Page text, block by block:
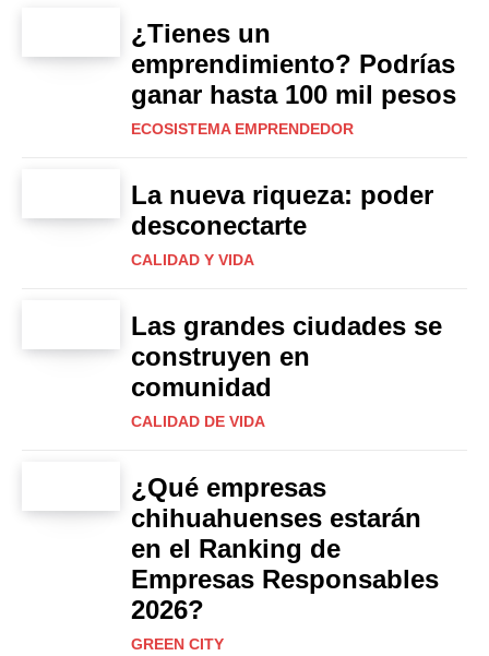
¿Tienes un
emprendimiento? Podrías
ganar hasta 100 mil pesos
ECOSISTEMA EMPRENDEDOR
La nueva riqueza: poder
desconectarte
CALIDAD Y VIDA
Las grandes ciudades se
construyen en
comunidad
CALIDAD DE VIDA
¿Qué empresas
chihuahuenses estarán
en el Ranking de
Empresas Responsables
2026?
GREEN CITY